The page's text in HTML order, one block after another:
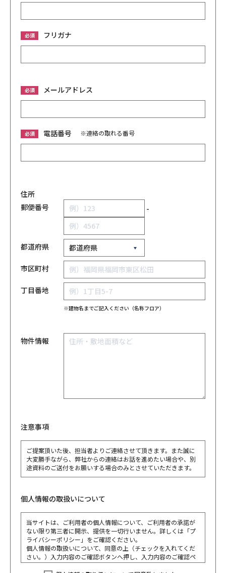
必須 フリガナ
必須 メールアドレス
必須 電話番号 ※連絡の取れる番号
住所
郵便番号
-
都道府県
市区町村
丁目番地
※建物名までご記入ください（名称フロア）
物件情報
注意事項
ご提案頂いた後、担当者よりご連絡させて頂きます。また誠に
大変勝手ながら、弊社からの連絡はお話を進めたい場合や、別
途資料のご送付をお願いする場合のみとさせていただきます。
個人情報の取扱いについて
当サイトは、ご利用者の個人情報について、ご利用者の承諾が
ない限り第三者に開示、提供を一切行いません。詳しくは「プ
ライバシーポリシー」をご確認ください。
個人情報の取扱いについて、同意の上（チェックを入れてくだ
さい。）入力内容のご確認ボタンへ押し、入力内容のご確認ペ
ージへお進みください。